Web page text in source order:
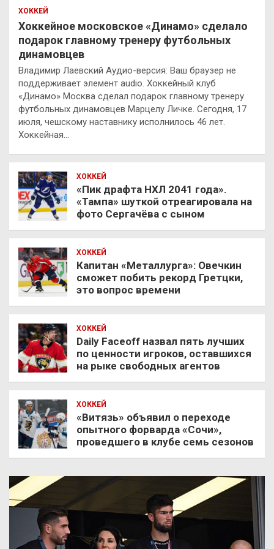
ХОККЕЙ
Хоккейное московское «Динамо» сделало
подарок главному тренеру футбольных
динамовцев
Владимир Лаевский Аудио-версия: Ваш браузер не
поддерживает элемент audio. Хоккейный клуб
«Динамо» Москва сделал подарок главному тренеру
футбольных динамовцев Марцелу Личке. Сегодня, 17
июля, чешскому наставнику исполнилось 46 лет.
Хоккейная…
ХОККЕЙ
«Пик драфта НХЛ 2041 года».
«Тампа» шуткой отреагировала на
фото Сергачёва с сыном
ХОККЕЙ
Капитан «Металлурга»: Овечкин
сможет побить рекорд Гретцки,
это вопрос времени
ХОККЕЙ
Daily Faceoff назвал пять лучших
по ценности игроков, оставшихся
на рыке свободных агентов
ХОККЕЙ
«Витязь» объявил о переходе
опытного форварда «Сочи»,
проведшего в клубе семь сезонов